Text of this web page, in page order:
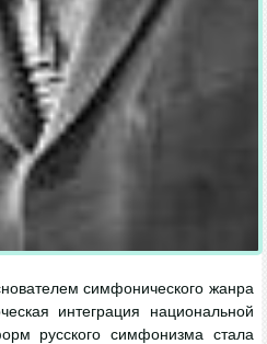
симфонического жанра
интеграция национальной
русского симфонизма стала